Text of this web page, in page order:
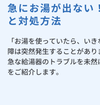
GAS得プラン
一般料金
「大阪ガスの都市
電気 トップ
「大阪ガスの電気
電気料金メニュー
ガスと電
ガスと電
料金プラン
工事・開通までの流れ
通信速度測定
機器
キッチン
ガスコンロ
バス・洗面
修理
故障診断
定額サービス
くらしのサービス
リフォーム・リノベー
リフォーム・リノベ
安心・安全
お手続き・サポート
お手続き一覧
ショールーム
Micro Bubble Bath Unit（マ
マイクロ温浴
遠隔操作・遠隔見守り ツナ
急にお湯が出ない
と対処方法
「お湯を使っていたら、い
障は突然発生することがあり
急な給湯器のトラブルを未
をご紹介します。